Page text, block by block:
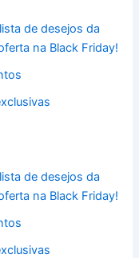
de desejos da
na Black Friday!
de desejos da
na Black Friday!